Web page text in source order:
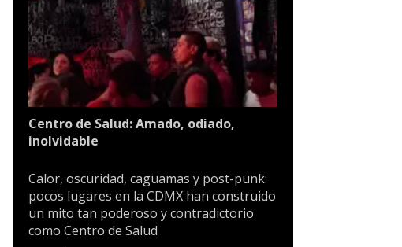
Centro de Salud: Amado, odiado,
inolvidable
Calor, oscuridad, caguamas y post-punk:
pocos lugares en la CDMX han construido
un mito tan poderoso y contradictorio
como Centro de Salud